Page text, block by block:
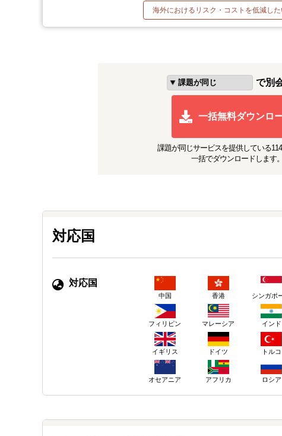
海外におけるリスク・コストを低減し
で別
一括無料ダウンロ
課題が同じサービスを提供している114
一括でダウンロードします。
対応国
対応国
中国 香港 シンガポ
フィリピン マレーシア インド
イギリス ドイツ トルコ
オセアニア アフリカ ロシア